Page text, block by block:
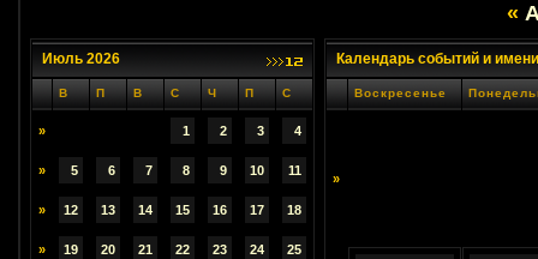
«
Июль 2026
В П В С Ч П С
» 1 2 3 4
» 5 6 7 8 9 10 11
» 12 13 14 15 16 17 18
» 19 20 21 22 23 24 25
Календарь событий и
Воскресенье
»